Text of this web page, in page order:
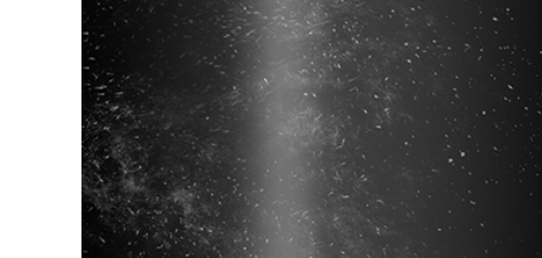
Сервіс ретуші